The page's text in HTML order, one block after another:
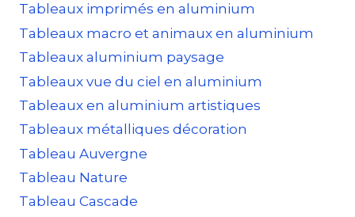
Tableaux imprimés en aluminium
Tableaux macro et animaux en aluminium
Tableaux aluminium paysage
Tableaux vue du ciel en aluminium
Tableaux en aluminium artistiques
Tableaux métalliques décoration
Tableau Auvergne
Tableau Nature
Tableau Cascade